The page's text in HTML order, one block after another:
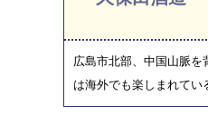
広島市北部、中国山脈
は海外でも楽しまれてい